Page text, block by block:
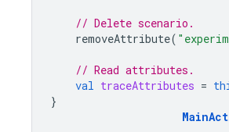
// Delete scenario.
removeAttribute(
// Read attributes.
val traceAttributes =
}